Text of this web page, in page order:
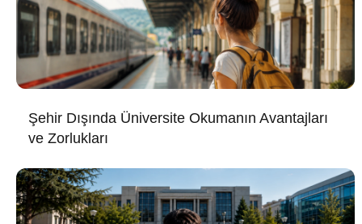
Şehir Dışında Üniversite Okumanın Avantajları
ve Zorlukları